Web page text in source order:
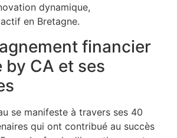
dynamique,
en Bretagne.
financier
by CA et ses
se manifeste à travers ses 40
qui ont contribué au succès